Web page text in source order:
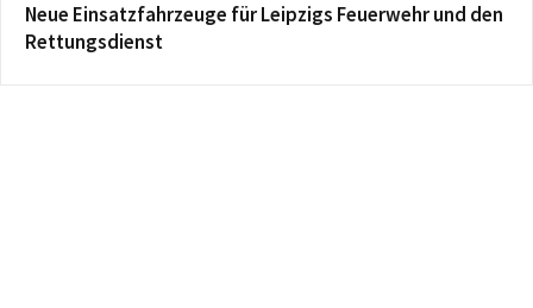
Neue Einsatzfahrzeuge für Leipzigs Feuerwehr und den
Rettungsdienst